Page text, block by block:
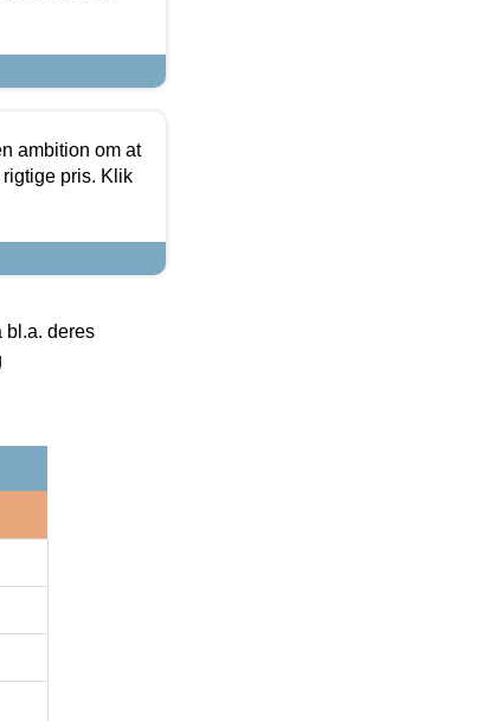
ambition om at
pris. Klik
bl.a. deres